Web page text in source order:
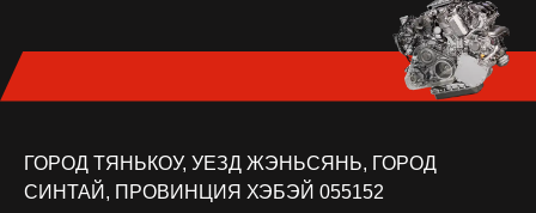
ГОРОД ТЯНЬКОУ, УЕЗД ЖЭНЬСЯНЬ, ГОРОД
СИНТАЙ, ПРОВИНЦИЯ ХЭБЭЙ 055152